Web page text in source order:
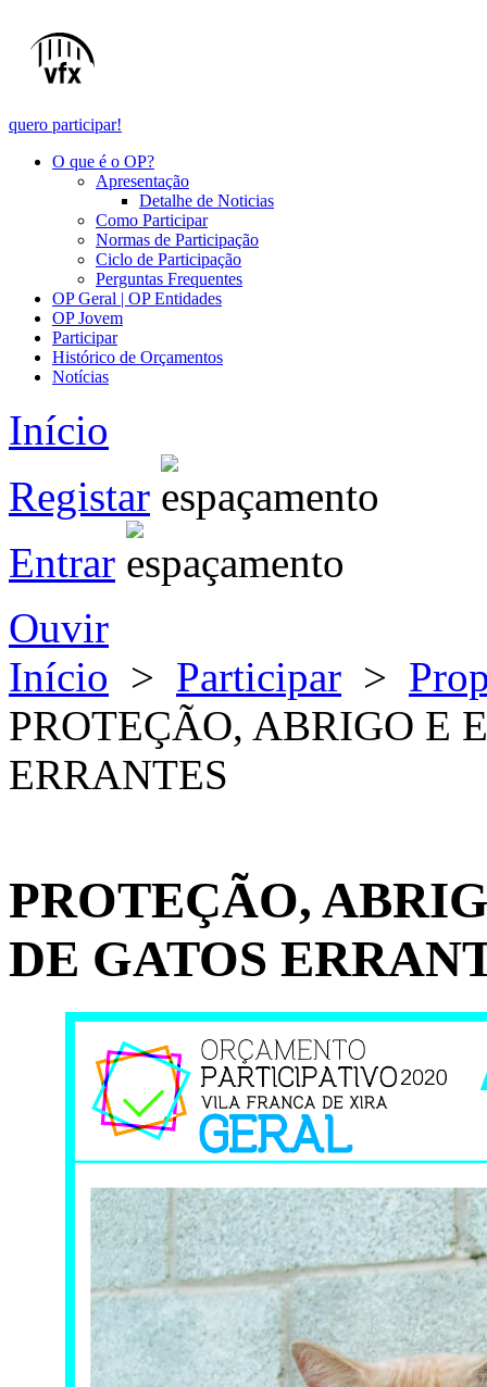
quero participar!
O que é o OP?
Apresentação
Detalhe de Noticias
Como Participar
Normas de Participação
Ciclo de Participação
Perguntas Frequentes
OP Geral | OP Entidades
OP Jovem
Participar
Histórico de Orçamentos
Notícias
Início
Registar
Entrar
Ouvir
Início > Participar >
PROTEÇÃO, ABRIGO E
ERRANTES
PROTEÇÃO,
DE GATOS